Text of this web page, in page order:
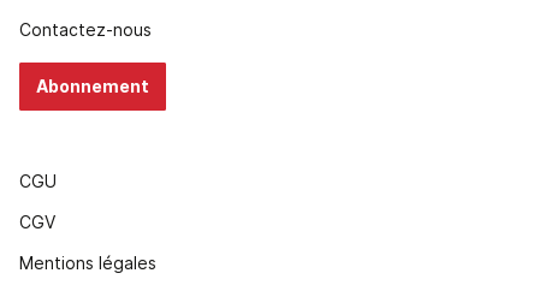
Contactez-nous
Abonnement
CGU
CGV
Mentions légales